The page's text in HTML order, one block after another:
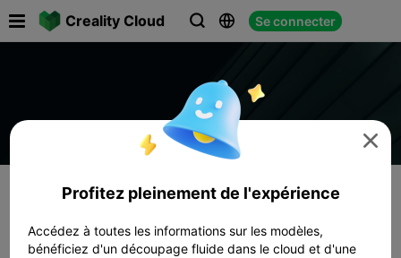
Creality Cloud   Se connecter

Profitez pleinement de l'expérience
Accédez à toutes les informations sur les modèles,
bénéficiez d'un découpage fluide dans le cloud et d'une